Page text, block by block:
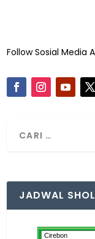
Follow Sosial Media
JADWAL